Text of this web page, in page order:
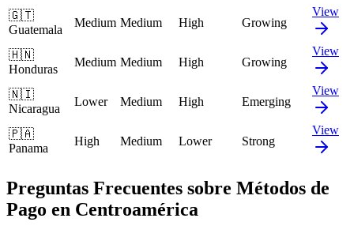
🇬🇹
Guatemala
Medium Medium High Growing
View
🇭🇳
Honduras
Medium Medium High Growing
View
🇳🇮
Nicaragua
Lower Medium High Emerging
View
🇵🇦
Panama
High Medium Lower Strong
View
Preguntas Frecuentes sobre Métodos de
Pago en Centroamérica